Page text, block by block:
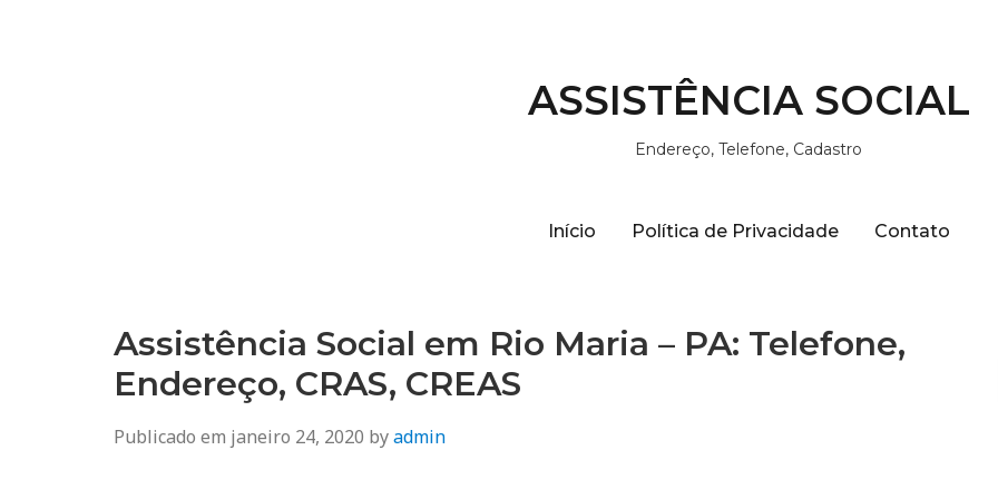
ASSISTÊNCIA SOCIAL
Endereço, Telefone, Cadastro
Início Política de Privacidade Contato
Assistência Social em Rio Maria – PA: Telefone,
Endereço, CRAS, CREAS
Publicado em janeiro 24, 2020 byadmin